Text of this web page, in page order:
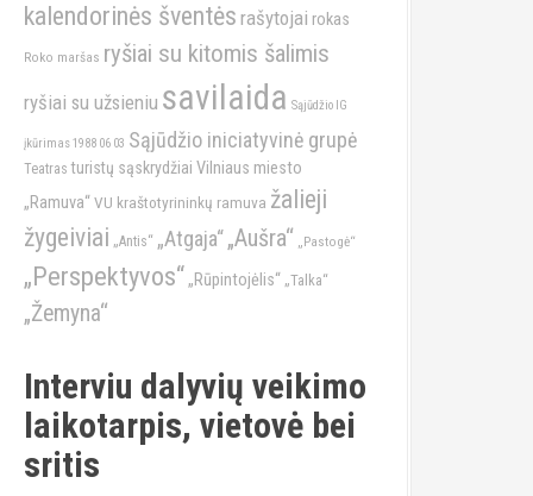
kalendorinės šventės rašytojai rokas
Roko maršas ryšiai su kitomis šalimis
ryšiai su užsieniu savilaida Sąjūdžio IG
įkūrimas 1988 06 03 Sąjūdžio iniciatyvinė grupė
Teatras turistų sąskrydžiai Vilniaus miesto
„Ramuva“VU kraštotyrininkų ramuva žalieji
žygeiviai „Antis“ „Atgaja“„Aušra“ „Pastogė“
„Perspektyvos“ „Rūpintojėlis“ „Talka“
„Žemyna“
Interviu dalyvių veikimo
laikotarpis, vietovė bei
sritis